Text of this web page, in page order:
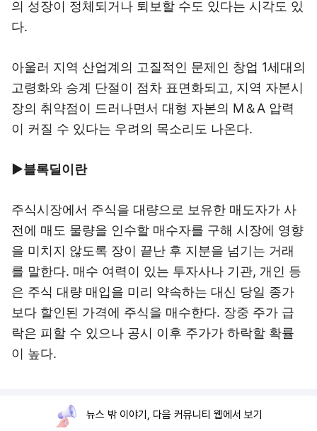
의 성장이 정체되거나 퇴보할 수도 있다는 시각도 있
다.
아울러 지역 산업계의 고질적인 문제인 창업 1세대의
고령화와 승계 단절이 점차 표면화되고, 지역 자본시
장의 취약점이 드러나면서 대형 자본의 M＆A 압력
이 커질 수 있다는 우려의 목소리도 나온다.
▶블록딜이란
주식시장에서 주식을 대량으로 보유한 매도자가 사
전에 매도 물량을 인수할 매수자를 구해 시장에 영향
을 미치지 않도록 장이 끝난 후 지분을 넘기는 거래
를 말한다. 매수 여력이 있는 투자사나 기관, 개인 등
은 주식 대량 매입을 미리 약속하는 대신 당일 종가
보다 할인된 가격에 주식을 매수한다. 장중 주가 급
락은 피할 수 있으나 공시 이후 주가가 하락할 확률
이 높다.
뉴스 밖 이야기, 다음 커뮤니티 웹에서 보기